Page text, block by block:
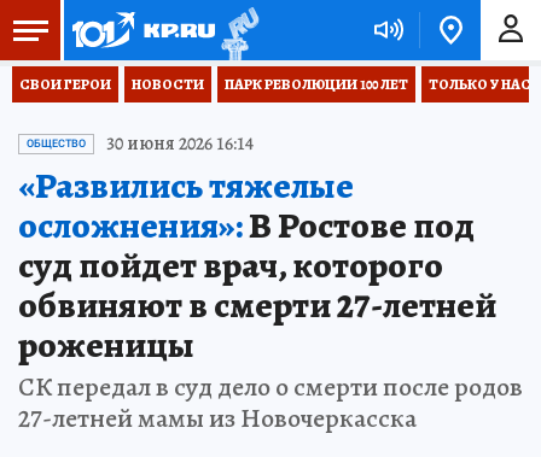
СВОИ ГЕРОИ НОВОСТИ ПАРК РЕВОЛЮЦИИ 100 ЛЕТ ТОЛЬКО У НАС
ОБЩЕСТВО 30 июня 2026 16:14
«Развились тяжелые
осложнения»:В Ростове под
суд пойдет врач, которого
обвиняют в смерти 27-летней
роженицы
СК передал в суд дело о смерти после родов
27-летней мамы из Новочеркасска